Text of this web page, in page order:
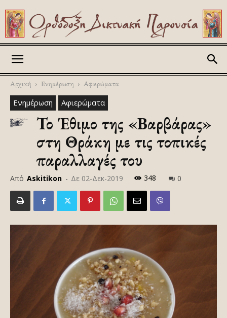
Αρχική Ενημέρωση Αφιερώματα
Ενημέρωση Αφιερώματα
Το Έθιμο της «Βαρβάρας»
στη Θράκη με τις τοπικές
παραλλαγές του
Από Askitikon - Δε 02-Δεκ-2019 348 0